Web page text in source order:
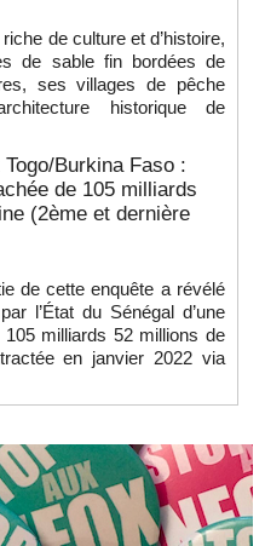
de culture et d’histoire,
de sable fin bordées de
ses villages de pêche
historique de
Burkina Faso :
de 105 milliards
(2ème et dernière
de cette enquête a révélé
l’État du Sénégal d’une
milliards 52 millions de
en janvier 2022 via